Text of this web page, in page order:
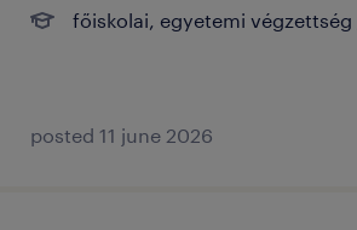
főiskolai, egyetemi
posted 11 june 2026